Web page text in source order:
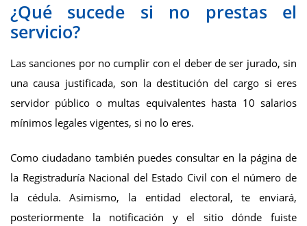
¿Qué sucede si no prestas el
servicio?
Las sanciones por no cumplir con el deber de ser jurado, sin
una causa justificada, son la destitución del cargo si eres
servidor público o multas equivalentes hasta 10 salarios
mínimos legales vigentes, si no lo eres.
Como ciudadano también puedes consultar en la página de
la Registraduría Nacional del Estado Civil con el número de
la cédula. Asimismo, la entidad electoral, te enviará,
posteriormente la notificación y el sitio dónde fuiste